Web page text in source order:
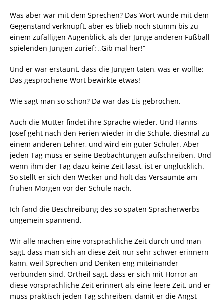
Was aber war mit dem Sprechen? Das Wort wurde mit dem
Gegenstand verknüpft, aber es blieb noch stumm bis zu
einem zufälligen Augenblick, als der Junge anderen Fußball
spielenden Jungen zurief: „Gib mal her!“
Und er war erstaunt, dass die Jungen taten, was er wollte:
Das gesprochene Wort bewirkte etwas!
Wie sagt man so schön? Da war das Eis gebrochen.
Auch die Mutter findet ihre Sprache wieder. Und Hanns-
Josef geht nach den Ferien wieder in die Schule, diesmal zu
einem anderen Lehrer, und wird ein guter Schüler. Aber
jeden Tag muss er seine Beobachtungen aufschreiben. Und
wenn ihm der Tag dazu keine Zeit lässt, ist er unglücklich.
So stellt er sich den Wecker und holt das Versäumte am
frühen Morgen vor der Schule nach.
Ich fand die Beschreibung des so späten Spracherwerbs
ungemein spannend.
Wir alle machen eine vorsprachliche Zeit durch und man
sagt, dass man sich an diese Zeit nur sehr schwer erinnern
kann, weil Sprechen und Denken eng miteinander
verbunden sind. Ortheil sagt, dass er sich mit Horror an
diese vorsprachliche Zeit erinnert als eine leere Zeit, und er
muss praktisch jeden Tag schreiben, damit er die Angst